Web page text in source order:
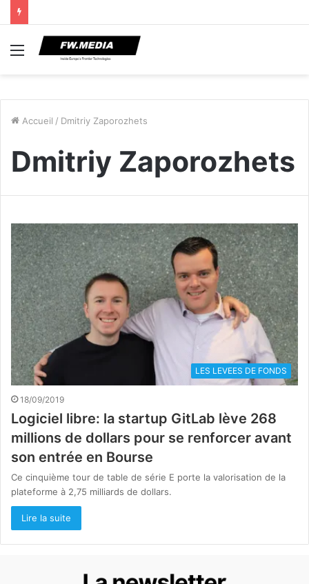
Menu
Accueil / Dmitriy Zaporozhets
Dmitriy Zaporozhets
LES LEVEES DE FONDS
18/09/2019
Logiciel libre: la startup GitLab lève 268
millions de dollars pour se renforcer avant
son entrée en Bourse
Ce cinquième tour de table de série E porte la valorisation de la
plateforme à 2,75 milliards de dollars.
Lire la suite